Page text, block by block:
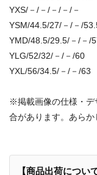
YXS/－/－/－/－/－
YSM/44.5/27/－/－/
YMD/48.5/29.5/－/－/
YLG/52/32/－/－/60
YXL/56/34.5/－/－/63
※掲載画像の仕様・デ
合があります。あらか
【商品出荷につい